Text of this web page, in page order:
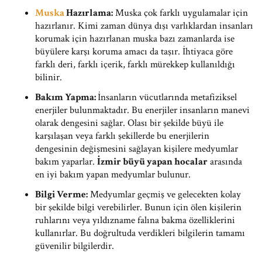
MuskaHazırlama:Muska çok farklı uygulamalar için
hazırlanır. Kimi zaman dünya dışı varlıklardan insanları
korumak için hazırlanan muska bazı zamanlarda ise
büyülere karşı koruma amacı da taşır. İhtiyaca göre
farklı deri, farklı içerik, farklı mürekkep kullanıldığı
bilinir.
Bakım Yapma:İnsanların vücutlarında metafiziksel
enerjiler bulunmaktadır. Bu enerjiler insanların manevi
olarak dengesini sağlar. Olası bir şekilde büyü ile
karşılaşan veya farklı şekillerde bu enerjilerin
dengesinin değişmesini sağlayan kişilere medyumlar
bakım yaparlar. İzmir büyü yapan hocalararasında
en iyi bakım yapan medyumlar bulunur.
Bilgi Verme:Medyumlar geçmiş ve gelecekten kolay
bir şekilde bilgi verebilirler. Bunun için ölen kişilerin
ruhlarını veya yıldızname falına bakma özelliklerini
kullanırlar. Bu doğrultuda verdikleri bilgilerin tamamı
güvenilir bilgilerdir.